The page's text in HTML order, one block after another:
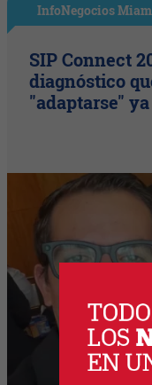
InfoNegocios
SIP Connect
diagnóstico
"adaptarse"